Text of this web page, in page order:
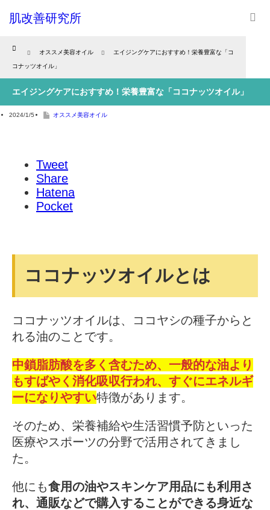
肌改善研究所
Home
オススメ美容オイル エイジングケアにおすすめ！栄養豊富な「コ
コナッツオイル」
エイジングケアにおすすめ！栄養豊富な「ココナッツオイル」
2024/1/5 オススメ美容オイル
Tweet
Share
Hatena
Pocket
ココナッツオイルとは
ココナッツオイルは、ココヤシの種子からと
れる油のことです。
中鎖脂肪酸を多く含むため、一般的な油より
もすばやく消化吸収行われ、すぐにエネルギ
ーになりやすい特徴があります。
そのため、栄養補給や生活習慣予防といった
医療やスポーツの分野で活用されてきまし
た。
他にも食用の油やスキンケア用品にも利用さ
れ、通販などで購入することができる身近な